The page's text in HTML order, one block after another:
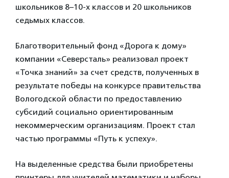
школьников 8–10-х классов и 20 школьников
седьмых классов.
Благотворительный фонд «Дорога к дому»
компании «Северсталь» реализовал проект
«Точка знаний» за счет средств, полученных в
результате победы на конкурсе правительства
Вологодской области по предоставлению
субсидий социально ориентированным
некоммерческим организациям. Проект стал
частью программы «Путь к успеху».
На выделенные средства были приобретены